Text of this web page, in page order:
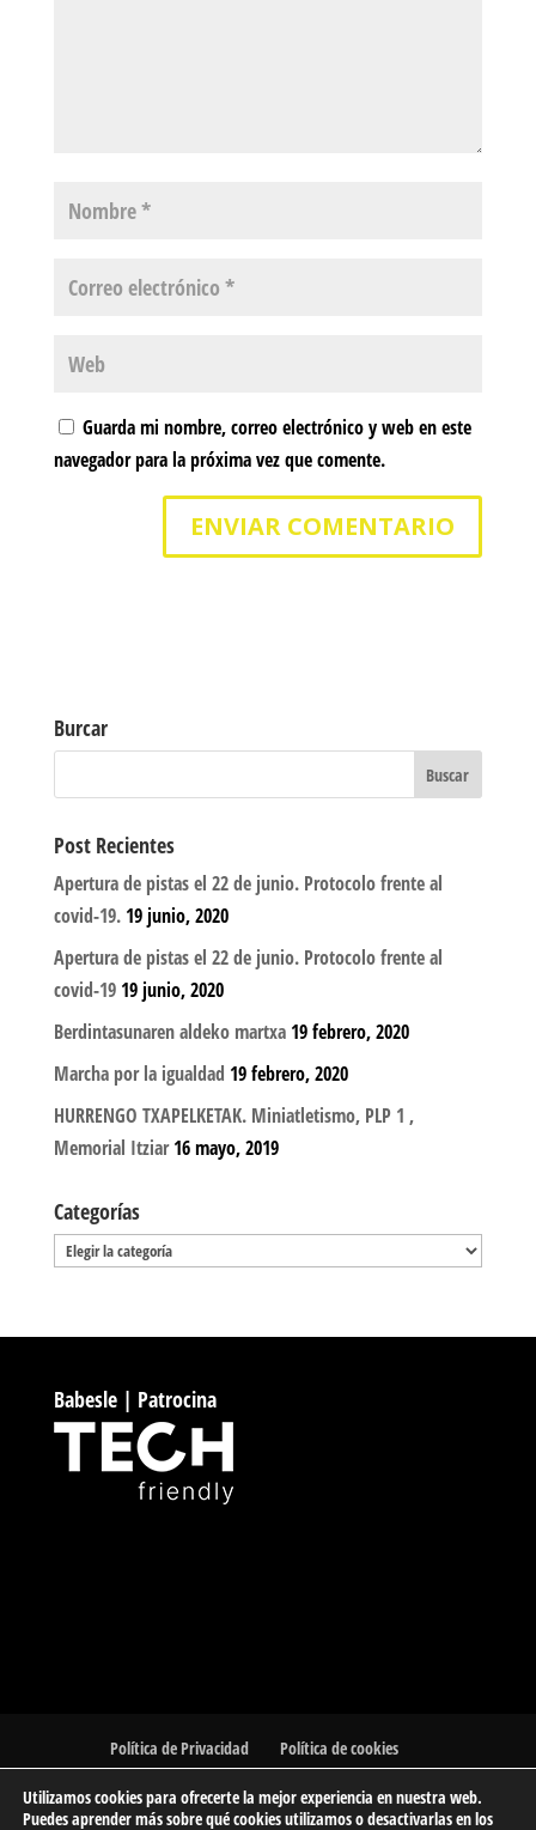
Guarda mi nombre, correo electrónico y web en este
navegador para la próxima vez que comente.
Burcar
Post Recientes
Apertura de pistas el 22 de junio. Protocolo frente al
covid-19. 19 junio, 2020
Apertura de pistas el 22 de junio. Protocolo frente al
covid-19 19 junio, 2020
Berdintasunaren aldeko martxa 19 febrero, 2020
Marcha por la igualdad 19 febrero, 2020
HURRENGO TXAPELKETAK. Miniatletismo, PLP 1 ,
Memorial Itziar 16 mayo, 2019
Categorías
Categorías
Babesle | Patrocina
Política de Privacidad Política de cookies
Utilizamos cookies para ofrecerte la mejor experiencia en nuestra web.
Puedes aprender más sobre qué cookies utilizamos o desactivarlas en los